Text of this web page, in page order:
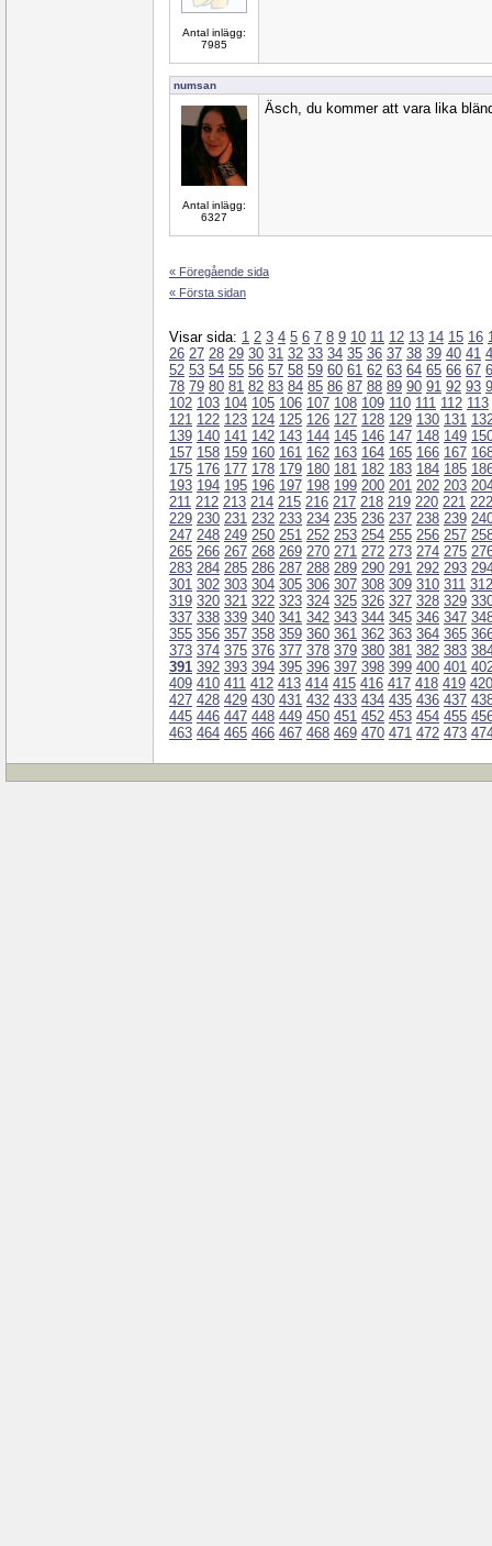
Antal inlägg:
7985
numsan
Antal inlägg:
6327
Äsch, du kommer att vara lika
« Föregående sida
« Första sidan
Visar sida: 1 2 3 4 5 6 7 8 9 10 11 12 13 14 15 16
26 27 28 29 30 31 32 33 34 35 36 37 38 39 40 41
52 53 54 55 56 57 58 59 60 61 62 63 64 65 66 67
78 79 80 81 82 83 84 85 86 87 88 89 90 91 92 93
102 103 104 105 106 107 108 109 110 111 112 113
121 122 123 124 125 126 127 128 129 130 131
139 140 141 142 143 144 145 146 147 148 149
157 158 159 160 161 162 163 164 165 166 167
175 176 177 178 179 180 181 182 183 184 185
193 194 195 196 197 198 199 200 201 202 203
211 212 213 214 215 216 217 218 219 220 221 222
229 230 231 232 233 234 235 236 237 238 239
247 248 249 250 251 252 253 254 255 256 257
265 266 267 268 269 270 271 272 273 274 275
283 284 285 286 287 288 289 290 291 292 293
301 302 303 304 305 306 307 308 309 310 311 312
319 320 321 322 323 324 325 326 327 328 329
337 338 339 340 341 342 343 344 345 346 347
355 356 357 358 359 360 361 362 363 364 365
373 374 375 376 377 378 379 380 381 382 383
391 392 393 394 395 396 397 398 399 400 401
409 410 411 412 413 414 415 416 417 418 419 420
427 428 429 430 431 432 433 434 435 436 437
445 446 447 448 449 450 451 452 453 454 455
463 464 465 466 467 468 469 470 471 472 473